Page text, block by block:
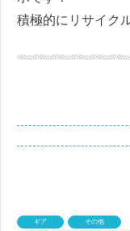
積極的にリサイク
ギア その他